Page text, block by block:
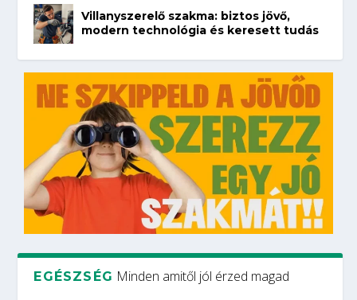
Villanyszerelő szakma: biztos jövő,
modern technológia és keresett tudás
EGÉSZSÉG Minden amitől jól érzed magad